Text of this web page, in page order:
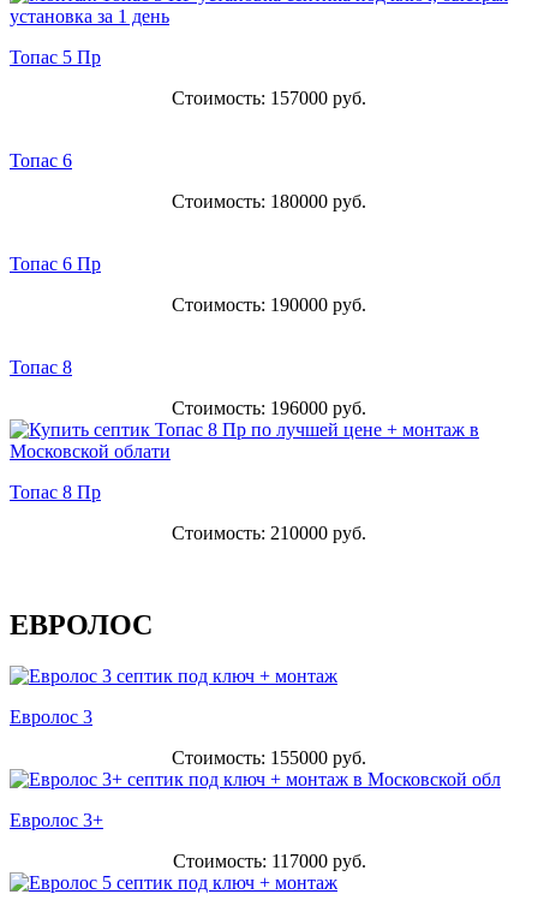
Топас 5 Пр
Стоимость: 157000 руб.
Топас 6
Стоимость: 180000 руб.
Топас 6 Пр
Стоимость: 190000 руб.
Топас 8
Стоимость: 196000 руб.
Топас 8 Пр
Стоимость: 210000 руб.
ЕВРОЛОС
Евролос 3
Стоимость: 155000 руб.
Евролос 3+
Стоимость: 117000 руб.